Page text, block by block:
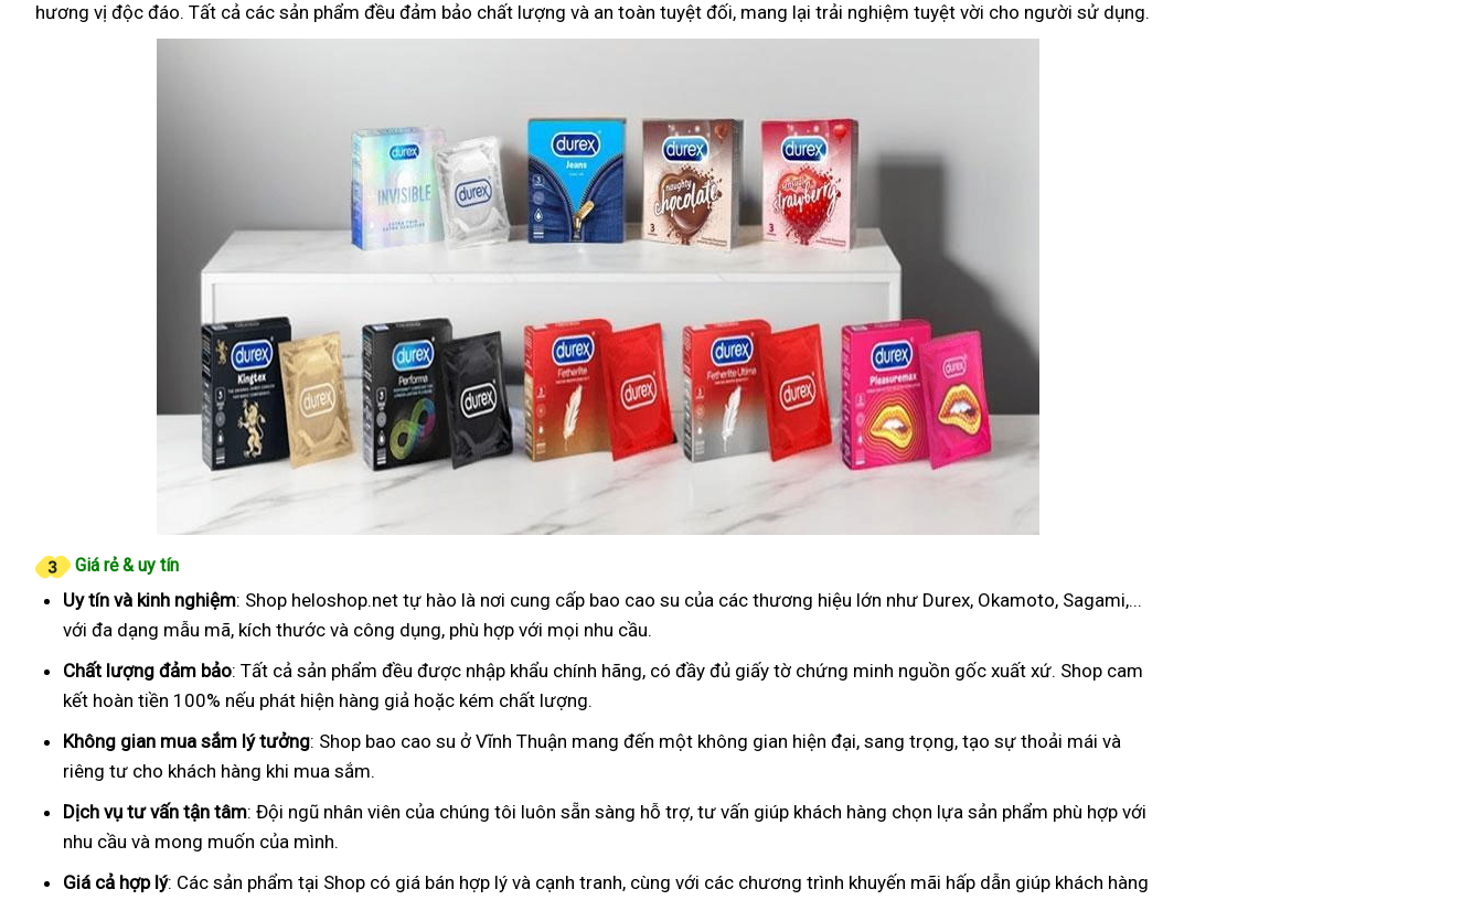
hương vị độc đáo. Tất cả các sản phẩm đều đảm bảo chất lượng và an toàn tuyệt đối, mang lại trải nghiệm tuyệt vời cho người sử dụng.
Giá rẻ & uy tín
Uy tín và kinh nghiệm: Shop heloshop.net tự hào là nơi cung cấp bao cao su của các thương hiệu lớn như Durex, Okamoto, Sagami,...
với đa dạng mẫu mã, kích thước và công dụng, phù hợp với mọi nhu cầu.
Chất lượng đảm bảo: Tất cả sản phẩm đều được nhập khẩu chính hãng, có đầy đủ giấy tờ chứng minh nguồn gốc xuất xứ. Shop cam
kết hoàn tiền 100% nếu phát hiện hàng giả hoặc kém chất lượng.
Không gian mua sắm lý tưởng: Shop bao cao su ở Vĩnh Thuận mang đến một không gian hiện đại, sang trọng, tạo sự thoải mái và
riêng tư cho khách hàng khi mua sắm.
Dịch vụ tư vấn tận tâm: Đội ngũ nhân viên của chúng tôi luôn sẵn sàng hỗ trợ, tư vấn giúp khách hàng chọn lựa sản phẩm phù hợp với
nhu cầu và mong muốn của mình.
Giá cả hợp lý: Các sản phẩm tại Shop có giá bán hợp lý và cạnh tranh, cùng với các chương trình khuyến mãi hấp dẫn giúp khách hàng